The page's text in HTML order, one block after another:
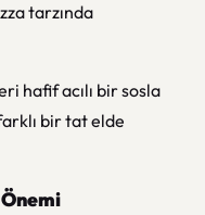
tarzında
hafif acılı bir sosla
bir tat elde